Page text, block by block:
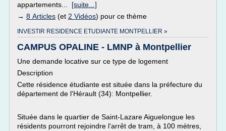
appartements... [suite...]
→ 8 Articles (et 2 Vidéos) pour ce thème
INVESTIR RESIDENCE ETUDIANTE MONTPELLIER »
CAMPUS OPALINE - LMNP à Montpellier
Une demande locative sur ce type de logement
Description
Cette résidence étudiante est située dans la préfecture du
département de l'Hérault (34): Montpellier.
Située dans le quartier de Saint-Lazare Aiguelongue les
résidents pourront rejoindre l'arrêt de tram, à 100 mètres,